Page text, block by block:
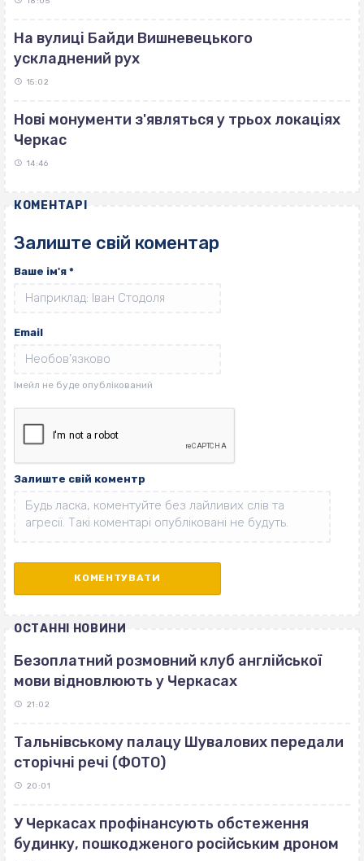
На вулиці Байди Вишневецького
ускладнений рух
15:02
Нові монументи з'являться у трьох локаціях
Черкас
14:46
КОМЕНТАРІ
Залиште свій коментар
Ваше ім'я *
Email
Залиште свій коментр
ОСТАННІ НОВИНИ
Безоплатний розмовний клуб англійської
мови відновлюють у Черкасах
21:02
Тальнівському палацу Шувалових передали
сторічні речі (ФОТО)
20:01
У Черкасах профінансують обстеження
будинку, пошкодженого російським дроном